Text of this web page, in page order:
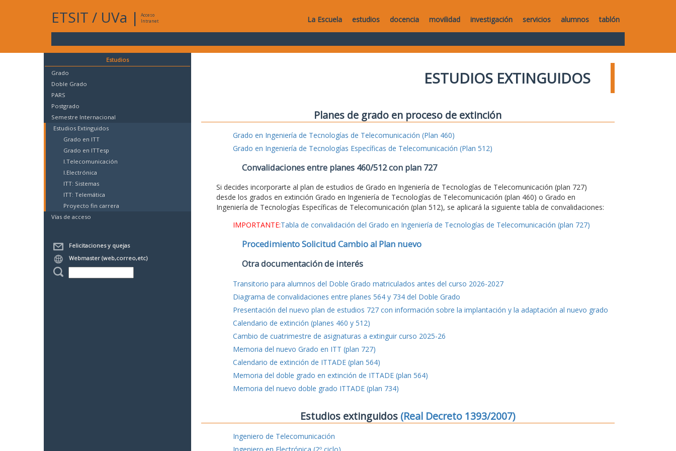
ETSIT / UVa |
Acceso
Intranet
La Escuela estudios docencia movilidad investigación servicios alumnos tablón
Estudios
Grado
Doble Grado
PARS
Postgrado
Semestre Internacional
Estudios Extinguidos
Grado en ITT
Grado en ITTesp
I.Telecomunicación
I.Electrónica
ITT: Sistemas
ITT: Telemática
Proyecto fin carrera
Vías de acceso
Felicitaciones y quejas
Webmaster (web,correo,etc)
ESTUDIOS EXTINGUIDOS
Planes de grado en proceso de extinción
Grado en Ingeniería de Tecnologías de Telecomunicación (Plan 460)
Grado en Ingeniería de Tecnologías Específicas de Telecomunicación (Plan 512)
Convalidaciones entre planes 460/512 con plan 727
Si decides incorporarte al plan de estudios de Grado en Ingeniería de Tecnologías de Telecomunicación (plan 727)
desde los grados en extinción Grado en Ingeniería de Tecnologías de Telecomunicación (plan 460) o Grado en
Ingeniería de Tecnologías Específicas de Telecomunicación (plan 512), se aplicará la siguiente tabla de convalidaciones:
IMPORTANTE:Tabla de convalidación del Grado en Ingeniería de Tecnologías de Telecomunicación (plan 727)
Procedimiento Solicitud Cambio al Plan nuevo
Otra documentación de interés
Transitorio para alumnos del Doble Grado matriculados antes del curso 2026-2027
Diagrama de convalidaciones entre planes 564 y 734 del Doble Grado
Presentación del nuevo plan de estudios 727 con información sobre la implantación y la adaptación al nuevo grado
Calendario de extinción (planes 460 y 512)
Cambio de cuatrimestre de asignaturas a extinguir curso 2025-26
Memoria del nuevo Grado en ITT (plan 727)
Calendario de extinción de ITTADE (plan 564)
Memoria del doble grado en extinción de ITTADE (plan 564)
Memoria del nuevo doble grado ITTADE (plan 734)
Estudios extinguidos (Real Decreto 1393/2007)
Ingeniero de Telecomunicación